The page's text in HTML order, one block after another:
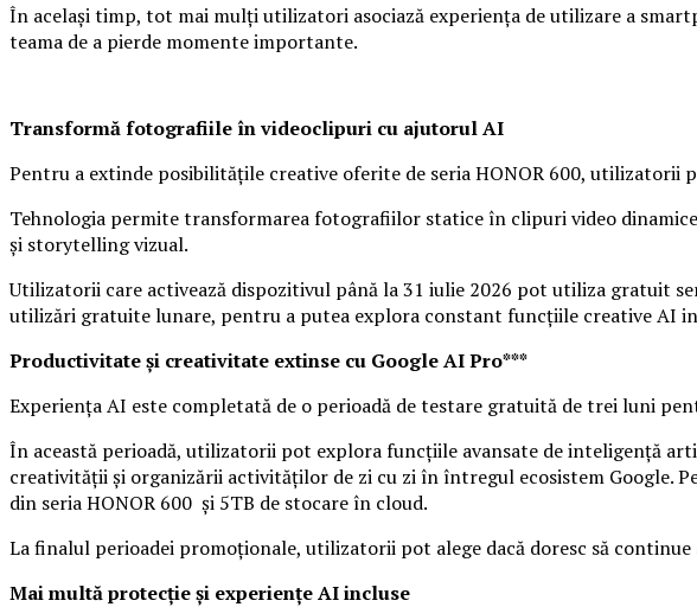
În același timp, tot mai mulți utilizatori asociază experiența de utilizare a
teama de a pierde momente importante.
Transformă fotografiile în videoclipuri cu ajutorul AI
Pentru a extinde posibilitățile creative oferite de seria HONOR 600, utilizatorii
Tehnologia permite transformarea fotografiilor statice în clipuri video
și storytelling vizual.
Utilizatorii care activează dispozitivul până la 31 iulie 2026 pot utiliza gratuit
utilizări gratuite lunare, pentru a putea explora constant funcțiile creative AI
Productivitate și creativitate extinse cu Google AI Pro***
Experiența AI este completată de o perioadă de testare gratuită de trei luni
În această perioadă, utilizatorii pot explora funcțiile avansate de inteligență
creativității și organizării activităților de zi cu zi în întregul ecosistem Google.
din seria HONOR 600 și 5TB de stocare în cloud.
La finalul perioadei promoționale, utilizatorii pot alege dacă doresc să
Mai multă protecție și experiențe AI incluse